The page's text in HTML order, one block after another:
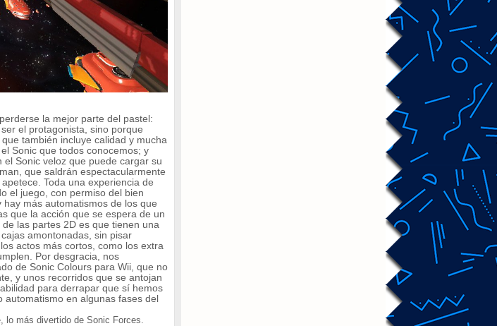
la mejor parte del pastel:
el protagonista, sino porque
también incluye calidad y mucha
Sonic que todos conocemos; y
Sonic veloz que puede cargar su
que saldrán espectacularmente
Toda una experiencia de
el juego, con permiso del bien
más automatismos de los que
que la acción que se espera de un
las partes 2D es que tienen una
amontonadas, sin pisar
actos más cortos, como los extra
Por desgracia, nos
de Sonic Colours para Wii, que no
y unos recorridos que se antojan
para derrapar que sí hemos
en algunas fases del
lo más divertido de Sonic Forces.